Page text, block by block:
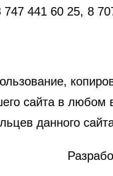
441 60 25, 8
сайта в любом
данного